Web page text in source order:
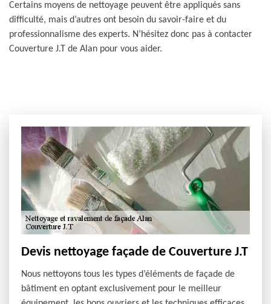
Certains moyens de nettoyage peuvent être appliqués sans
difficulté, mais d’autres ont besoin du savoir-faire et du
professionnalisme des experts. N’hésitez donc pas à contacter
Couverture J.T de Alan pour vous aider.
Devis nettoyage façade de Couverture J.T
Nous nettoyons tous les types d’éléments de façade de
bâtiment en optant exclusivement pour le meilleur